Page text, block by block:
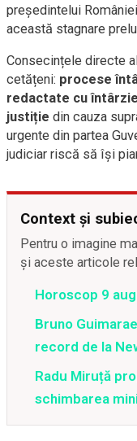
președintelui
această stagnare
Consecințele directe
cetățeni: procese
redactate cu
justiție din cauza
urgente din partea
judiciar riscă să își
Context și
Pentru o imagine
și aceste articole
Horoscop 9
Bruno
record de la
Radu Miruță
schimbarea